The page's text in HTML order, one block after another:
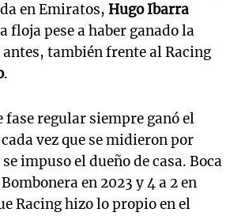
en Emiratos, Hugo Ibarra
floja pese a haber ganado la
antes, también frente al Racing
.
fase regular siempre ganó el
vez que se midieron por
impuso el dueño de casa. Boca
en 2023 y 4 a 2 en
Racing hizo lo propio en el